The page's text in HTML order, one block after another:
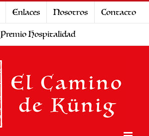
Enlaces Nosotros
Contacto
Premio Hospitalidad